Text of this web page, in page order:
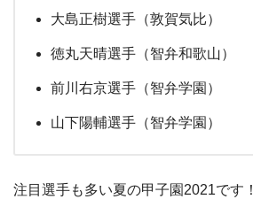
大島正樹選手（敦賀気比）
徳丸天晴選手（智弁和歌山）
前川右京選手（智弁学園）
山下陽輔選手（智弁学園）
注目選手も多い夏の甲子園2021です！